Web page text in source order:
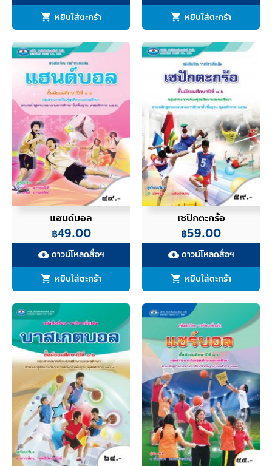
หยิบใส่ตะกร้า
หยิบใส่ตะกร้า
แฮนด์บอล
฿49.00
cloud_downloadดาวน์โหลดสื่อฯ
หยิบใส่ตะกร้า
เซปักตะกร้อ
฿59.00
cloud_downloadดาวน์โหลดสื่อฯ
หยิบใส่ตะกร้า